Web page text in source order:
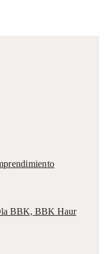
BBK, BBK Haur